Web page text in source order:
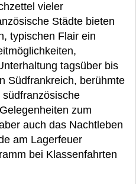
vieler
Städte bieten
typischen Flair ein
tagsüber bis
Südfrankreich, berühmte
zum
auch das Nachtleben
am Lagerfeuer
bei Klassenfahrten